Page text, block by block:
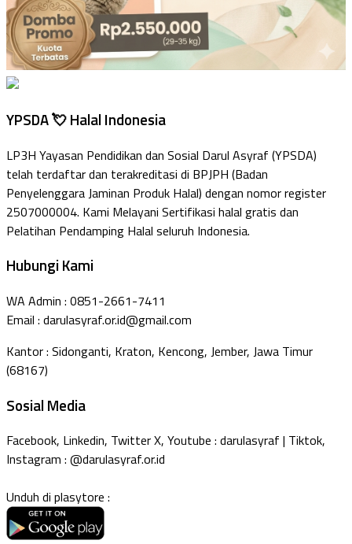
YPSDA 💘 Halal Indonesia
LP3H Yayasan Pendidikan dan Sosial Darul Asyraf (YPSDA)
telah terdaftar dan terakreditasi di BPJPH (Badan
Penyelenggara Jaminan Produk Halal) dengan nomor register
2507000004. Kami Melayani Sertifikasi halal gratis dan
Pelatihan Pendamping Halal seluruh Indonesia.
Hubungi Kami
WA Admin : 0851-2661-7411
Email : darulasyraf.or.id@gmail.com
Kantor : Sidonganti, Kraton, Kencong, Jember, Jawa Timur
(68167)
Sosial Media
Facebook, Linkedin, Twitter X, Youtube : darulasyraf | Tiktok,
Instagram : @darulasyraf.or.id
Unduh di plasytore :